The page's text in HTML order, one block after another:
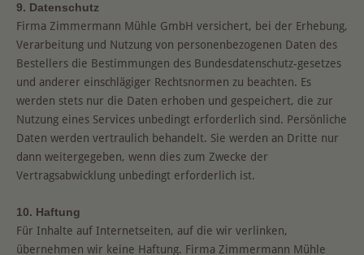
9. Datenschutz
Firma Zimmermann Mühle GmbH versichert, bei der Erhebung,
Verarbeitung und Nutzung von personenbezogenen Daten des
Bestellers die Bestimmungen des Bundesdatenschutz-gesetzes
und anderer einschlägiger Rechtsnormen zu beachten. Es
werden stets nur die Daten erhoben und gespeichert, die zur
Nutzung eines Services unbedingt erforderlich sind. Persönliche
Daten werden vertraulich behandelt. Sie werden an Dritte nur
dann weitergegeben, wenn dies zum Zwecke der
Vertragsabwicklung unbedingt erforderlich ist.
10. Haftung
Für Inhalte auf Internetseiten, auf die wir verlinken,
übernehmen wir keine Haftung. Firma Zimmermann Mühle